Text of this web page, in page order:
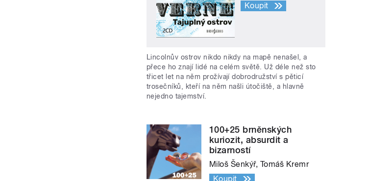
Koupit
Lincolnův ostrov nikdo nikdy na mapě nenašel, a
přece ho znají lidé na celém světě. Už déle než sto
třicet let na něm prožívají dobrodružství s pěticí
trosečníků, kteří na něm našli útočiště, a hlavně
nejedno tajemství.
100+25 brněnských
kuriozit, absurdit a
bizarností
Miloš Šenkýř, Tomáš Kremr
Koupit